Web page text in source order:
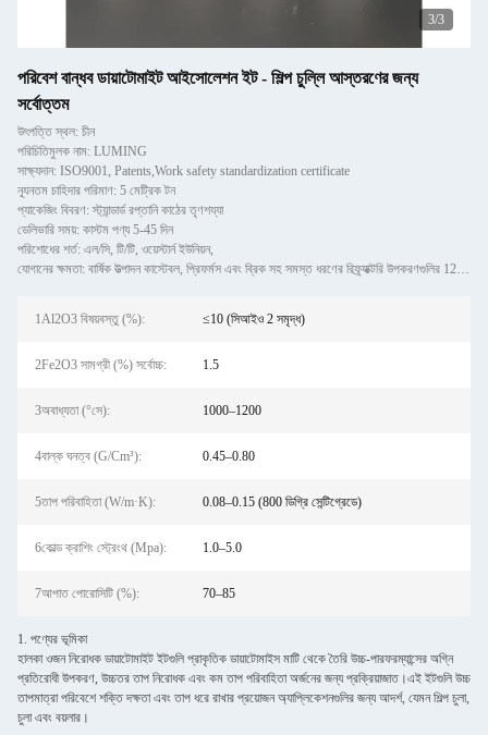
3/3
পরিবেশ বান্ধব ডায়াটোমাইট আইসোলেশন ইট - শিল্প চুল্লি আস্তরণের জন্য
সর্বোত্তম
উৎপত্তি স্থল: চীন
পরিচিতিমুলক নাম: LUMING
সাক্ষ্যদান: ISO9001, Patents,Work safety standardization certificate
ন্যূনতম চাহিদার পরিমাণ: 5 মেট্রিক টন
প্যাকেজিং বিবরণ: স্ট্যান্ডার্ড রপ্তানি কাঠের তৃণশয্যা
ডেলিভারি সময়: কাস্টম পণ্য 5-45 দিন
পরিশোধের শর্ত: এল/সি, টি/টি, ওয়েস্টার্ন ইউনিয়ন,
যোগানের ক্ষমতা: বার্ষিক উত্পাদন কাস্টেবল, প্রিফর্মস এবং ব্রিক সহ সমস্ত ধরণের রিফ্র্যাক্টরি উপকরণগুলির 120,000 মেট্রি
1Al2O3 বিষয়বস্তু (%): ≤10 (সিআইও 2 সমৃদ্ধ)
2Fe2O3 সামগ্রী (%) সর্বোচ্চ: 1.5
3অবাধ্যতা (°সে): 1000–1200
4বাল্ক ঘনত্ব (G/Cm³): 0.45–0.80
5তাপ পরিবাহিতা (W/m·K): 0.08–0.15 (800 ডিগ্রি সেন্টিগ্রেডে)
6কোল্ড ক্রাশিং স্ট্রেংথ (Mpa): 1.0–5.0
7আপাত পোরোসিটি (%): 70–85
1. পণ্যের ভূমিকা
হালকা ওজন নিরোধক ডায়াটোমাইট ইটগুলি প্রাকৃতিক ডায়াটোমাইস মাটি থেকে তৈরি উচ্চ-পারফরম্যান্সের অগ্নি
প্রতিরোধী উপকরণ, উচ্চতর তাপ নিরোধক এবং কম তাপ পরিবাহিতা অর্জনের জন্য প্রক্রিয়াজাত।এই ইটগুলি উচ্চ
তাপমাত্রা পরিবেশে শক্তি দক্ষতা এবং তাপ ধরে রাখার প্রয়োজন অ্যাপ্লিকেশনগুলির জন্য আদর্শ, যেমন শিল্প চুলা,
চুলা এবং বয়লার।